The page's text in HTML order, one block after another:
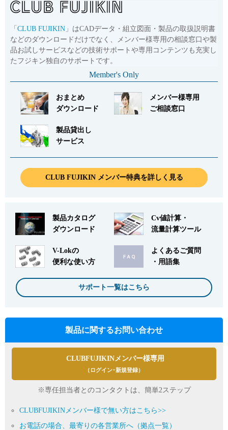
「 CLUB FUJIKIN 」はCADデータ・組立図面・製品の取扱説明書
などのダウンロードだけでなく、メンバー様専用の相談窓口や製
品お試しサービスなどの技術サポートや専用コンテンツも充実し
たフジキン独自のサポートです。
Member's Only
おまとめ
ダウンロード
メンバー様専用
ご相談窓口
製品貸出し
サービス
CLUB FUJIKIN メンバー特典を詳しく見る
製品カタログ
ダウンロード
Cv値計算・
流量計算ツール
V-Lokの
便利な使い方
よくあるご質問
・用語集
サポート一覧はこちら
製品に関するお問い合わせ
CLUBFUJIKINメンバー様専用
（ログイン･新規登録）
※専任担当者とのコンタクトは、簡単2ステップ
CLUBFUJIKINメンバー様で無い方はこちら>>
お電話の場合、最寄りの各営業所へ（拠点一覧）